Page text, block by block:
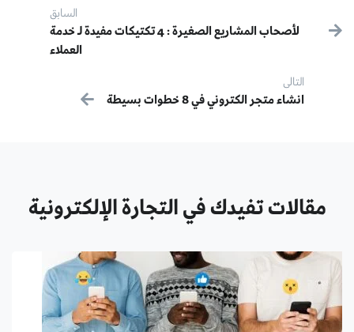
Post navigation السابق
سابق:لأصحاب المشاريع الصغيرة : 4 تكتيكات مفيدة لـ خدمة
العملاء
التالى
التالى:
انشاء متجر الكتروني في 8 خطوات بسيطة
مقالات تفيدك في التجارة الإلكترونية